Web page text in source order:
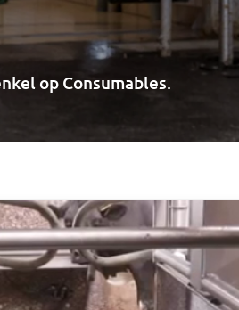
op Consumables.